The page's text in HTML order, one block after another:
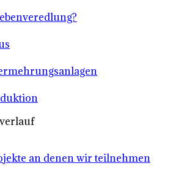
an denen wir teilnehmen